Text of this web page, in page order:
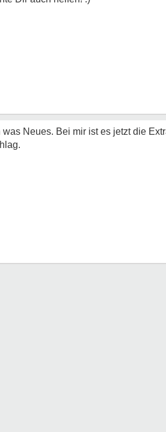
Neues. Bei mir ist es jetzt die